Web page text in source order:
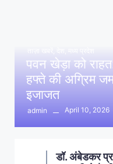
पवन खेड़ा को
हफ्ते की अग्रिम
इजाजत
admin April 10, 2026
आमला में 10